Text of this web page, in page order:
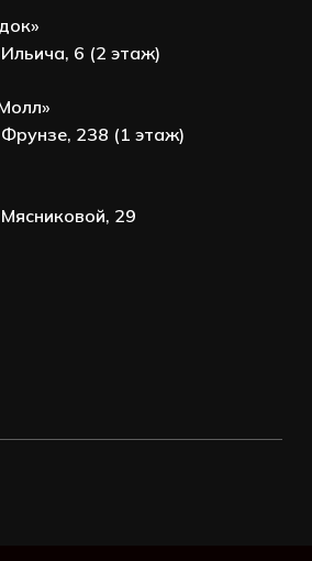
6 (2 этаж)
238 (1 этаж)
29